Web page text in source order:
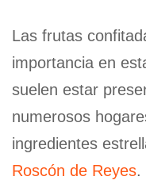
Las frutas
importancia en
suelen estar
numerosos
ingredientes
Roscón de Reyes.